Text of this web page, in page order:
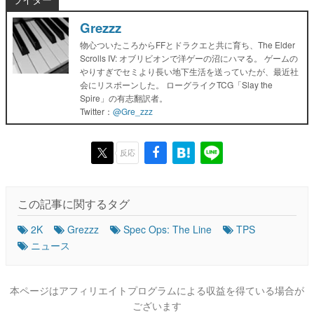
Grezzz
物心ついたころからFFとドラクエと共に育ち、The Elder
Scrolls IV: オブリビオンで洋ゲーの沼にハマる。 ゲームの
やりすぎでセミより長い地下生活を送っていたが、最近社
会にリスポーンした。 ローグライクTCG「Slay the
Spire」の有志翻訳者。
Twitter： @Gre_zzz
反応
この記事に関するタグ
2K Grezzz Spec Ops: The Line
TPS
ニュース
本ページはアフィリエイトプログラムによる収益を得ている場合が
ございます